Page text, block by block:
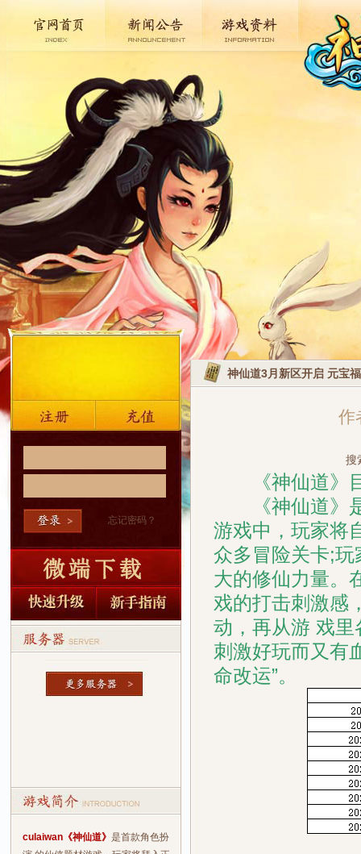
忘记密码？
culaiwan《神仙道》 是首款角色扮
神仙道3月新区开启 元宝
作
搜
《神仙道》目
《神仙道》是
游戏中，玩家将
众多冒险关卡;
大的修仙力量。
戏的打击刺激感
动，再从游 戏
刺激好玩而又有
命改运”。